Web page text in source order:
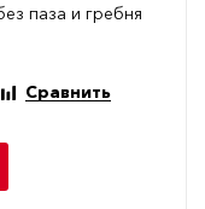
паза и гребня
Сравнить